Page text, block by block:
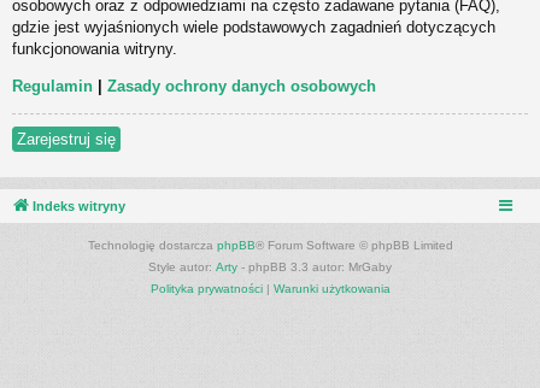
osobowych oraz z odpowiedziami na często zadawane pytania (FAQ),
gdzie jest wyjaśnionych wiele podstawowych zagadnień dotyczących
funkcjonowania witryny.
Regulamin | Zasady ochrony danych osobowych
Zarejestruj się
Indeks witryny
Technologię dostarcza phpBB® Forum Software © phpBB Limited
Style autor: Arty - phpBB 3.3 autor: MrGaby
Polityka prywatności| Warunki użytkowania